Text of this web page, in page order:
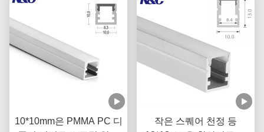
10*10mm은 PMMA PC 디
작은 스퀘어 천정 등